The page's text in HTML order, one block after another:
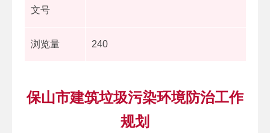
文号
浏览量 240
保山市建筑垃圾污染环境防治工作
规划